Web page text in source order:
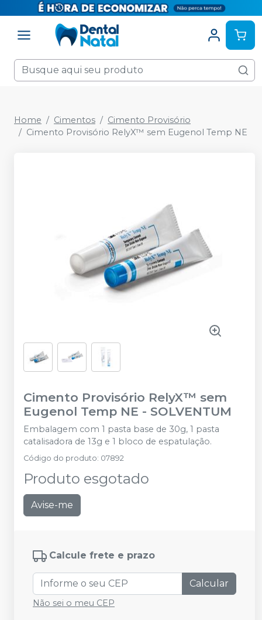
Home Cimentos
Cimento Provisório
Cimento Provisório RelyX™ sem Eugenol Temp NE
Cimento Provisório RelyX™ sem
Eugenol Temp NE - SOLVENTUM
Embalagem com 1 pasta base de 30g, 1 pasta
catalisadora de 13g e 1 bloco de espatulação.
Código do produto: 07892
Produto esgotado
Avise-me
Calcule frete e prazo
Calcular
Não sei o meu CEP